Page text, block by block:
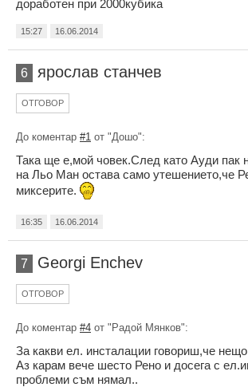
доработен при 2000кубика
15:27 16.06.2014
6 ярослав станчев
ОТГОВОР
До коментар #1 от "Дошo":
Така ще е,мой човек.След като Ауди пак
на Льо Ман остава само утешението,че
миксерите.
16:35 16.06.2014
7 Georgi Enchev
ОТГОВОР
До коментар #4 от "Радой Мянков":
За какви ел. инсталации говориш,че
Аз карам вече шесто Рено и досега с
проблеми съм нямал..